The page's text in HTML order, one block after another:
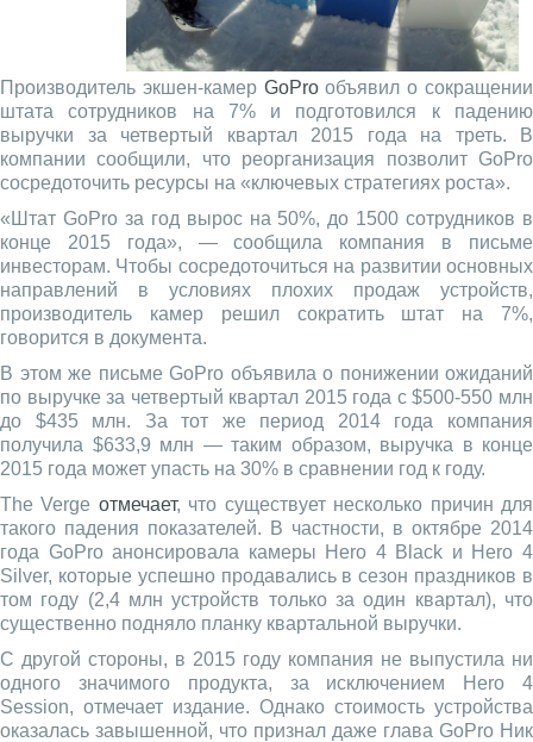
Производитель экшен-камер GoProобъявил о сокращении
штата сотрудников на 7% и подготовился к падению
выручки за четвертый квартал 2015 года на треть. В
компании сообщили, что реорганизация позволит GoPro
сосредоточить ресурсы на «ключевых стратегиях роста».
«Штат GoPro за год вырос на 50%, до 1500 сотрудников в
конце 2015 года», — сообщила компания в письме
инвесторам. Чтобы сосредоточиться на развитии основных
направлений в условиях плохих продаж устройств,
производитель камер решил сократить штат на 7%,
говорится в документа.
В этом же письме GoPro объявила о понижении ожиданий
по выручке за четвертый квартал 2015 года с $500-550 млн
до $435 млн. За тот же период 2014 года компания
получила $633,9 млн — таким образом, выручка в конце
2015 года может упасть на 30% в сравнении год к году.
The Verge отмечает, что существует несколько причин для
такого падения показателей. В частности, в октябре 2014
года GoPro анонсировала камеры Hero 4 Black и Hero 4
Silver, которые успешно продавались в сезон праздников в
том году (2,4 млн устройств только за один квартал), что
существенно подняло планку квартальной выручки.
С другой стороны, в 2015 году компания не выпустила ни
одного значимого продукта, за исключением Hero 4
Session, отмечает издание. Однако стоимость устройства
оказалась завышенной, что признал даже глава GoPro Ник